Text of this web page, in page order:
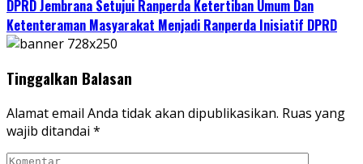
DPRD Jembrana Setujui Ranperda Ketertiban Umum Dan
Ketenteraman Masyarakat Menjadi Ranperda Inisiatif DPRD
Tinggalkan Balasan
Alamat email Anda tidak akan dipublikasikan. Ruas yang
wajib ditandai *